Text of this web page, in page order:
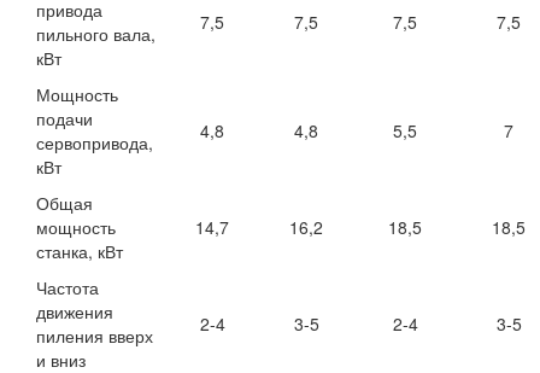
привода
пильного вала,
кВт
7,5 7,5 7,5 7,5
Мощность
подачи
сервопривода,
кВт
4,8 4,8 5,5 7
Общая
мощность
станка, кВт
14,7 16,2 18,5 18,5
Частота
движения
пиления вверх
и вниз
2-4 3-5 2-4 3-5